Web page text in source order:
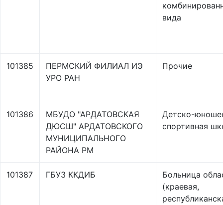
вида
101385
ПЕРМСКИЙ ФИЛИАЛ ИЭ
УРО РАН
Прочие
101386
МБУДО "АРДАТОВСКАЯ
ДЮСШ" АРДАТОВСКОГО
МУНИЦИПАЛЬНОГО
РАЙОНА РМ
Детско-
спортивная
101387 ГБУЗ ККДИБ
Больница
(краевая,